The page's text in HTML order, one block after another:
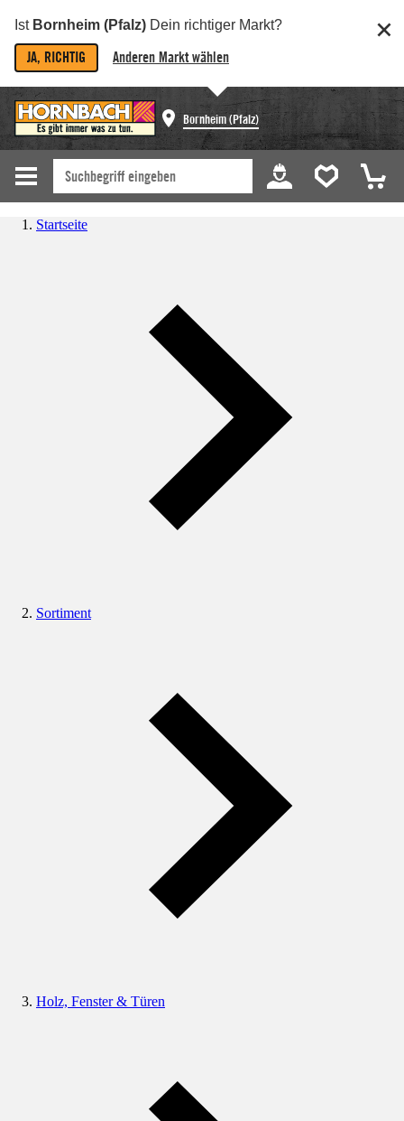
Ist Bornheim (Pfalz) Dein richtiger Markt?
JA, RICHTIG Anderen Markt wählen
Bornheim (Pfalz)
Startseite
Sortiment
Holz, Fenster & Türen